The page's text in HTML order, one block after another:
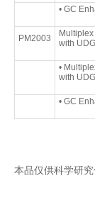
• GC
PM2003
with
•
with
• GC
本品仅供科学研究